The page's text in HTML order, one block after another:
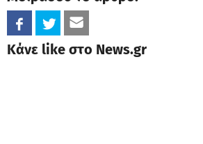
Κάνε like στο News.gr